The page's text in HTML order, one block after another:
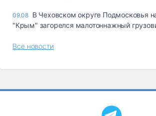
09.08 В Чеховском округе Подмосковья
"Крым" загорелся малотоннажный
Все новости